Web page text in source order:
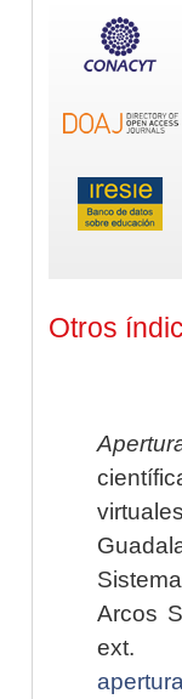
Otros
Arcos